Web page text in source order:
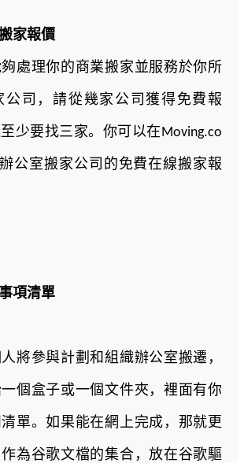
家報價
處理你的商業搬家並服務於你所
公司，請從幾家公司獲得免費報
少要找三家。你可以在Moving.co
公室搬家公司的免費在線搬家報
項清單
將參與計劃和組織辦公室搬遷，
個盒子或一個文件夾，裡面有你
單。如果能在網上完成，那就更
為谷歌文檔的集合，放在谷歌驅